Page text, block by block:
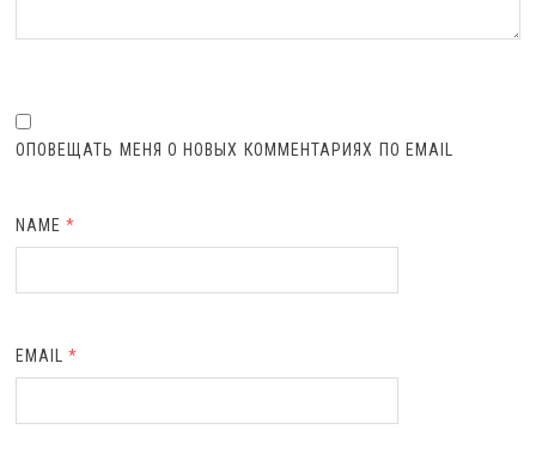
ОПОВЕЩАТЬ МЕНЯ О НОВЫХ КОММЕНТАРИЯХ ПО EMAIL
NAME*
EMAIL*